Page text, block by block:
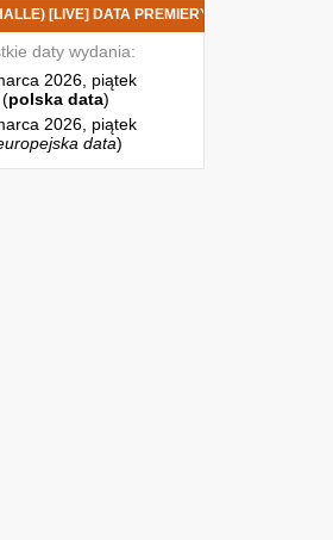
[LIVE] DATA PREMIERY
daty wydania:
2026, piątek
(polska data)
2026, piątek
data)